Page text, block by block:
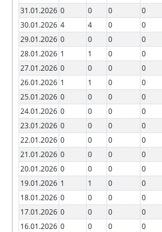
31.01.2026 0 0 0 0
30.01.2026 4 4 0 0
29.01.2026 0 0 0 0
28.01.2026 1 1 0 0
27.01.2026 0 0 0 0
26.01.2026 1 1 0 0
25.01.2026 0 0 0 0
24.01.2026 0 0 0 0
23.01.2026 0 0 0 0
22.01.2026 0 0 0 0
21.01.2026 0 0 0 0
20.01.2026 0 0 0 0
19.01.2026 1 1 0 0
18.01.2026 0 0 0 0
17.01.2026 0 0 0 0
16.01.2026 0 0 0 0